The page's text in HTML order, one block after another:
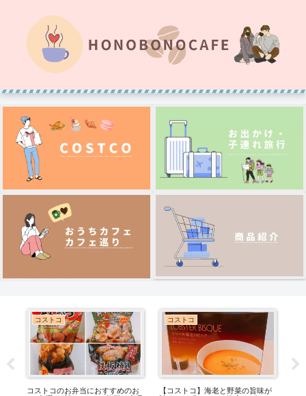
業務スーパー
業務スーパーで大人気のベルギー
コストコ
【コストコ】おすすめポテトチッ